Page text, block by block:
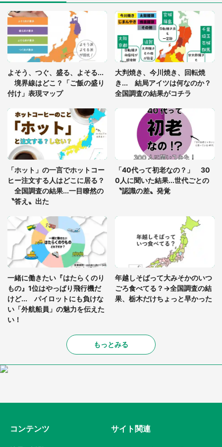
「閉所恐怖症の私は新幹線で大パニック。隣席の青
年に『手を繋いで』とお願いしたら...」 体験談に
8万人感動
グっちゃってた〝野生の野菜〟に6.5万人戦慄
かくれんぼの鬼が振り返ると...2歳娘が〝まさかの
姿〟に 父「2～3分探しました」
「通勤特快乗車中に襲ってきた、急激な腹痛。我慢
の限界を迎え、途中で電車を降りようとしたけれ
ど...」（東京都・30代女性）
よそう、つぐ、盛る、よそる...
境界線はどこ？「ご飯の盛り
付け」表現マップ
大判焼き、今川焼き、回転焼
き... 結局アイツは何なのか？
全国調査の結果がコチラ
「ホット」の一言でホットコー
ヒー注文する人はどこに居る？
全国調査の結果...一目瞭然の
〝答え〟出た
「40代って初老なの？」 30
0人に聞いた結果...世代ごとの
〝認識の差〟発覚
一緒に働きたい『はたらくのり
もの』1位はやっぱり飛行機だ
けど... パイロットにも負けな
い「外航船員」の魅力を伝えた
い！
年越しそばって大みそかのいつ
ごろ食べてる？→全国調査の結
果、栃木だけちょっと早かった
もっとみる
コンテンツ サイト関連